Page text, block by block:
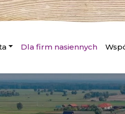
Dla firm nasiennych